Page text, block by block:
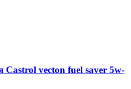
Castrol vecton fuel saver 5w-